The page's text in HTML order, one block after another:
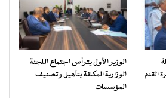
القدم
الوزير الأول يترأس اجتماع اللجنة
الوزارية المكلفة بتأهيل وتصنيف
المؤسسات